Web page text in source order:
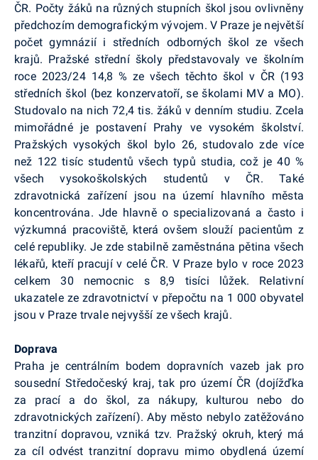
ČR. Počty žáků na různých stupních škol jsou ovlivněny
předchozím demografickým vývojem. V Praze je největší
počet gymnázií i středních odborných škol ze všech
krajů. Pražské střední školy představovaly ve školním
roce 2023/24 14,8 % ze všech těchto škol v ČR (193
středních škol (bez konzervatoří, se školami MV a MO).
Studovalo na nich 72,4 tis. žáků v denním studiu. Zcela
mimořádné je postavení Prahy ve vysokém školství.
Pražských vysokých škol bylo 26, studovalo zde více
než 122 tisíc studentů všech typů studia, což je 40 %
všech vysokoškolských studentů v ČR. Také
zdravotnická zařízení jsou na území hlavního města
koncentrována. Jde hlavně o specializovaná a často i
výzkumná pracoviště, která ovšem slouží pacientům z
celé republiky. Je zde stabilně zaměstnána pětina všech
lékařů, kteří pracují v celé ČR. V Praze bylo v roce 2023
celkem 30 nemocnic s 8,9 tisíci lůžek. Relativní
ukazatele ze zdravotnictví v přepočtu na 1 000 obyvatel
jsou v Praze trvale nejvyšší ze všech krajů.
Doprava
Praha je centrálním bodem dopravních vazeb jak pro
sousední Středočeský kraj, tak pro území ČR (dojížďka
za prací a do škol, za nákupy, kulturou nebo do
zdravotnických zařízení). Aby město nebylo zatěžováno
tranzitní dopravou, vzniká tzv. Pražský okruh, který má
za cíl odvést tranzitní dopravu mimo obydlená území